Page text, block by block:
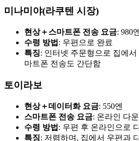
미나미야(라쿠텐 시장)
현상＋스마트폰 전송 요금: 980
수령 방법 : 우편으로 완료
특징: 인터넷 주문형으로 집에
마트폰 전송도 간단함
토이라보
현상＋데이터화 요금: 550엔
스마트폰 전송 요금: 온라인 다
수령 방법 : 우편 후 온라인으로
특징: 저렴하며, 집에서 우편과